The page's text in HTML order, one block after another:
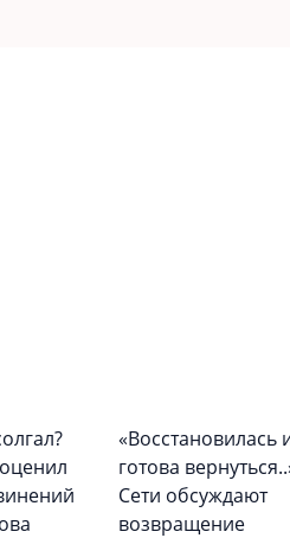
«Вoccтaновилась
готова
Сети обсуждают
возвращение